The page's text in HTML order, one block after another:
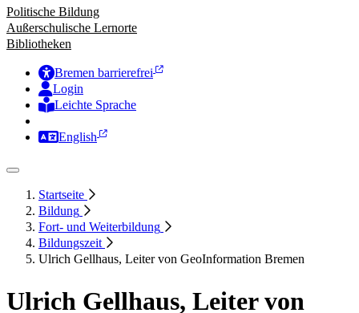
Politische Bildung
Außerschulische Lernorte
Bibliotheken
Bremen barrierefrei
Login
Leichte Sprache
English
Startseite
Bildung
Fort- und Weiterbildung
Bildungszeit
Ulrich Gellhaus, Leiter von GeoInformation Bremen
Ulrich Gellhaus, Leiter von